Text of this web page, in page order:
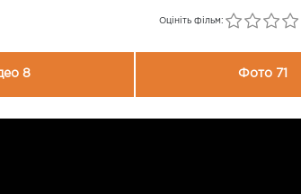
Оцініть фільм:
8 Фото 71